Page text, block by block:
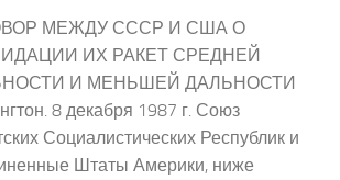
МЕЖДУ СССР И США О
ИХ РАКЕТ СРЕДНЕЙ
И МЕНЬШЕЙ ДАЛЬНОСТИ
8 декабря 1987 г. Союз
Социалистических Республик и
Штаты Америки, ниже